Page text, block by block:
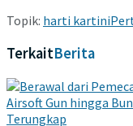
Topik: harti kartini
TerkaitBerita